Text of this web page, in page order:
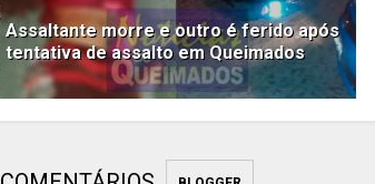
Assaltante morre e outro é ferido após
tentativa de assalto em Queimados